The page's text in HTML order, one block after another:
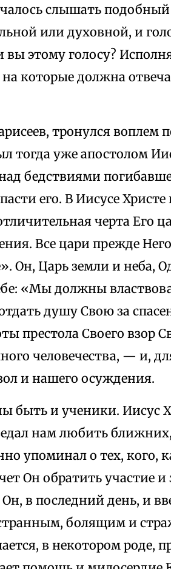
слышать
или духовной, и
этому голосу?
которые должна
тронулся воплем
тогда уже апостолом
бедствиями
его. В Иисусе Христе
черта Его
Все цари прежде
Он, Царь земли и неба,
«Мы должны
душу Свою за
престола Своего взор
человечества, — и,
и нашего осуждения.
быть и ученики. Иисус
нам любить ближних,
упоминал о тех, кого,
Он обратить участие
в последний день, и
болящим и
в некотором роде,